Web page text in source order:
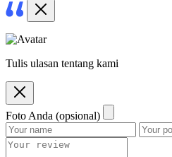
Tulis ulasan tentang kami
Foto Anda (opsional)